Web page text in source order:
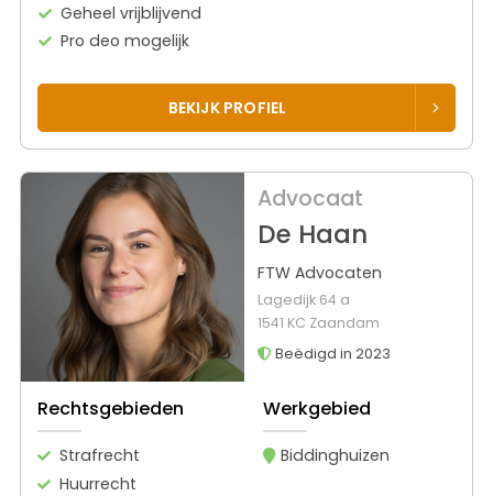
Geheel vrijblijvend
Pro deo mogelijk
BEKIJK PROFIEL
Advocaat
De Haan
FTW Advocaten
Lagedijk 64 a
1541 KC Zaandam
Beëdigd in 2023
Rechtsgebieden
Strafrecht
Huurrecht
Werkgebied
Biddinghuizen